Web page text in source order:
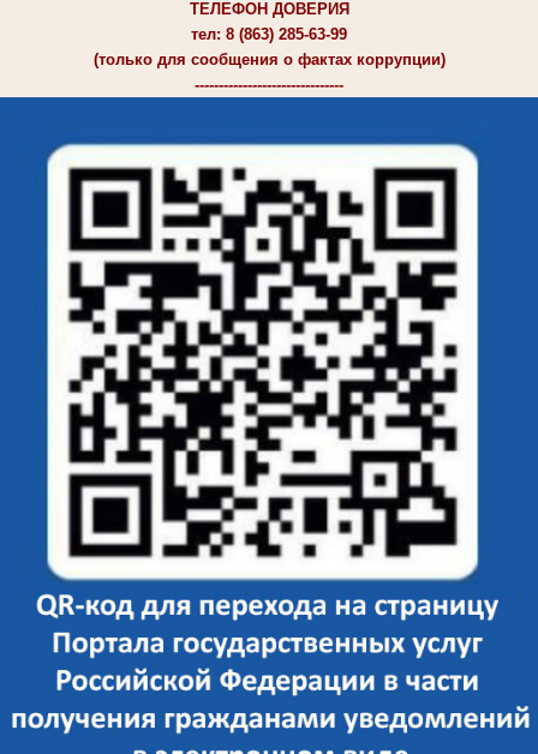
ТЕЛЕФОН ДОВЕРИЯ
тел: 8 (863) 285-63-99
(только для сообщения о фактах коррупции)
-------------------------------